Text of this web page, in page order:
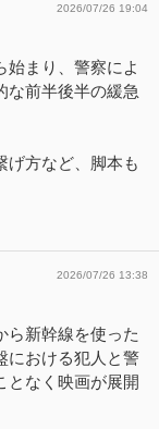
2026/07/26 19:04
始まり、警察によ
な前半後半の緩急
げ方など、脚本も
2026/07/26 13:38
ら新幹線を使った
における犯人と警
となく映画が展開